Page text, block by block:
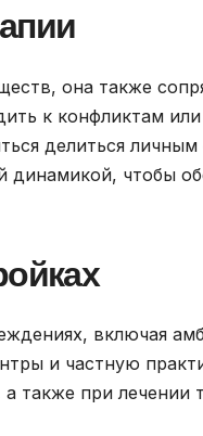
она также
к конфликтам или
делиться
чтобы
включая
и частную
также при лечении